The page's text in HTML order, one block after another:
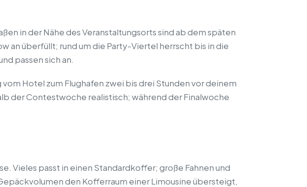
in der Nähe des Veranstaltungsorts sind ab dem späten
an überfüllt; rund um die Party-Viertel herrscht bis in die
passen sich an.
Hotel zum Flughafen zwei bis drei Stunden vor deinem
der Contestwoche realistisch; während der Finalwoche
Vieles passt in einen Standardkoffer; große Fahnen und
den Kofferraum einer Limousine übersteigt,